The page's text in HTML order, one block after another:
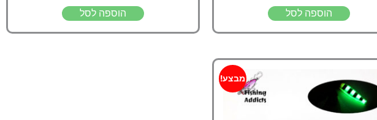
הוספה לסל הוספה לסל
מבצע!